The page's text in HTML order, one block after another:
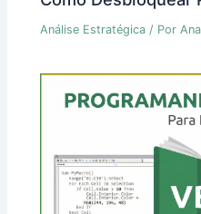
Análise Estratégica / Por